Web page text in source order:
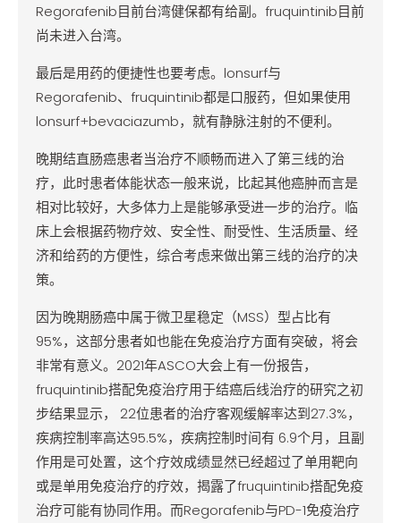
Regorafenib目前台湾健保都有给副。fruquintinib目前
尚未进入台湾。
最后是用药的便捷性也要考虑。lonsurf与
Regorafenib、fruquintinib都是口服药，但如果使用
lonsurf+bevaciazumb，就有静脉注射的不便利。
晚期结直肠癌患者当治疗不顺畅而进入了第三线的治
疗，此时患者体能状态一般来说，比起其他癌肿而言是
相对比较好，大多体力上是能够承受进一步的治疗。临
床上会根据药物疗效、安全性、耐受性、生活质量、经
济和给药的方便性，综合考虑来做出第三线的治疗的决
策。
因为晚期肠癌中属于微卫星稳定（MSS）型占比有
95%，这部分患者如也能在免疫治疗方面有突破，将会
非常有意义。2021年ASCO大会上有一份报告，
fruquintinib搭配免疫治疗用于结癌后线治疗的研究之初
步结果显示， 22位患者的治疗客观缓解率达到27.3%，
疾病控制率高达95.5%，疾病控制时间有 6.9个月，且副
作用是可处置，这个疗效成绩显然已经超过了单用靶向
或是单用免疫治疗的疗效，揭露了fruquintinib搭配免疫
治疗可能有协同作用。而Regorafenib与PD-1免疫治疗